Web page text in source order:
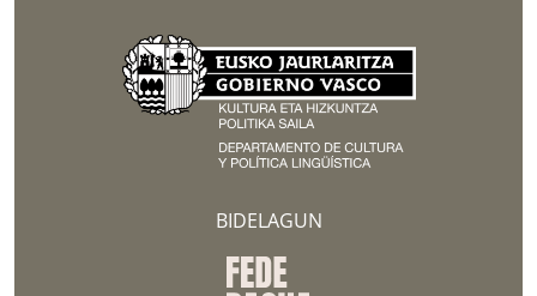
BIDELAGUN